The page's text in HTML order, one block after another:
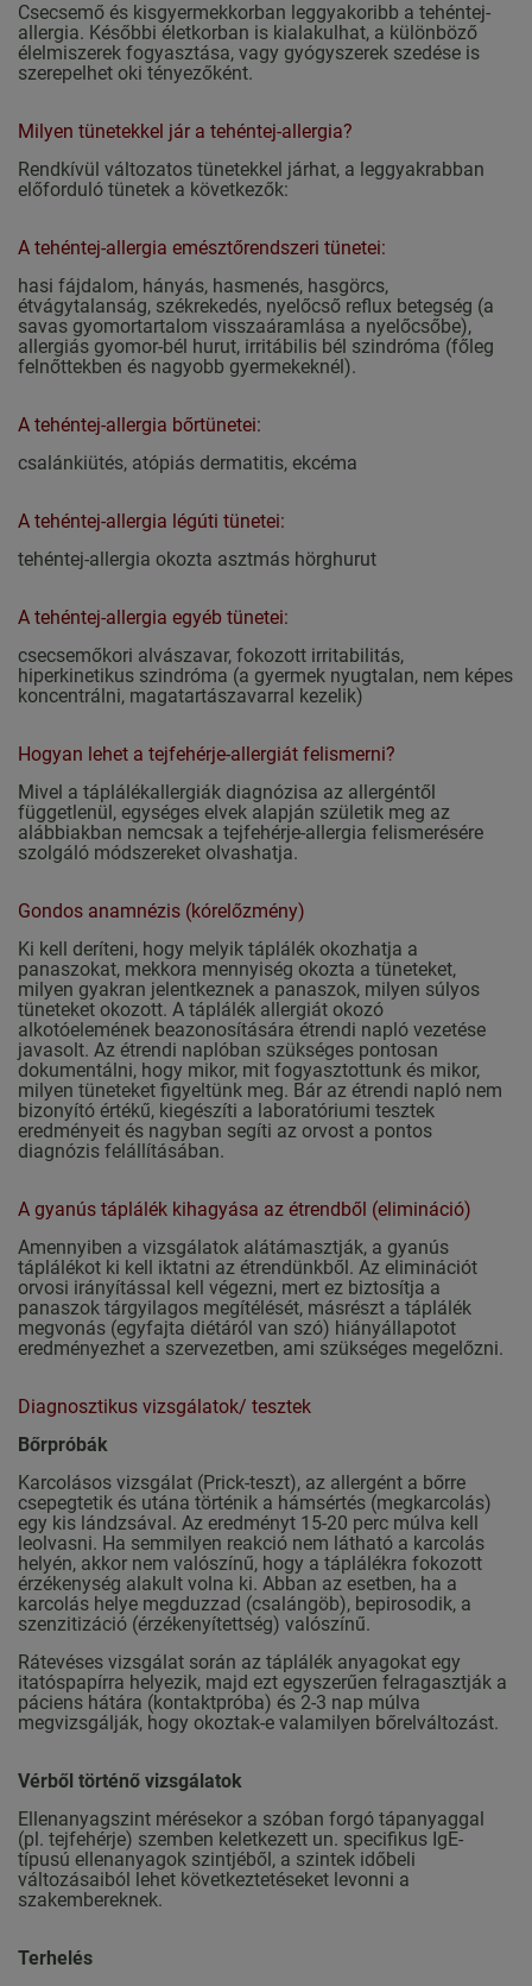
Csecsemő és kisgyermekkorban leggyakoribb a tehéntej-
allergia. Későbbi életkorban is kialakulhat, a különböző
élelmiszerek fogyasztása, vagy gyógyszerek szedése is
szerepelhet oki tényezőként.
Milyen tünetekkel jár a tehéntej-allergia?
Rendkívül változatos tünetekkel járhat, a leggyakrabban
előforduló tünetek a következők:
A tehéntej-allergia emésztőrendszeri tünetei:
hasi fájdalom, hányás, hasmenés, hasgörcs,
étvágytalanság, székrekedés, nyelőcső reflux betegség (a
savas gyomortartalom visszaáramlása a nyelőcsőbe),
allergiás gyomor-bél hurut, irritábilis bél szindróma (főleg
felnőttekben és nagyobb gyermekeknél).
A tehéntej-allergia bőrtünetei:
csalánkiütés, atópiás dermatitis, ekcéma
A tehéntej-allergia légúti tünetei:
tehéntej-allergia okozta asztmás hörghurut
A tehéntej-allergia egyéb tünetei:
csecsemőkori alvászavar, fokozott irritabilitás,
hiperkinetikus szindróma (a gyermek nyugtalan, nem képes
koncentrálni, magatartászavarral kezelik)
Hogyan lehet a tejfehérje-allergiát felismerni?
Mivel a táplálékallergiák diagnózisa az allergéntől
függetlenül, egységes elvek alapján születik meg az
alábbiakban nemcsak a tejfehérje-allergia felismerésére
szolgáló módszereket olvashatja.
Gondos anamnézis (kórelőzmény)
Ki kell deríteni, hogy melyik táplálék okozhatja a
panaszokat, mekkora mennyiség okozta a tüneteket,
milyen gyakran jelentkeznek a panaszok, milyen súlyos
tüneteket okozott. A táplálék allergiát okozó
alkotóelemének beazonosítására étrendi napló vezetése
javasolt. Az étrendi naplóban szükséges pontosan
dokumentálni, hogy mikor, mit fogyasztottunk és mikor,
milyen tüneteket figyeltünk meg. Bár az étrendi napló nem
bizonyító értékű, kiegészíti a laboratóriumi tesztek
eredményeit és nagyban segíti az orvost a pontos
diagnózis felállításában.
A gyanús táplálék kihagyása az étrendből (elimináció)
Amennyiben a vizsgálatok alátámasztják, a gyanús
táplálékot ki kell iktatni az étrendünkből. Az eliminációt
orvosi irányítással kell végezni, mert ez biztosítja a
panaszok tárgyilagos megítélését, másrészt a táplálék
megvonás (egyfajta diétáról van szó) hiányállapotot
eredményezhet a szervezetben, ami szükséges megelőzni.
Diagnosztikus vizsgálatok/ tesztek
Bőrpróbák
Karcolásos vizsgálat (Prick-teszt), az allergént a bőrre
csepegtetik és utána történik a hámsértés (megkarcolás)
egy kis lándzsával. Az eredményt 15-20 perc múlva kell
leolvasni. Ha semmilyen reakció nem látható a karcolás
helyén, akkor nem valószínű, hogy a táplálékra fokozott
érzékenység alakult volna ki. Abban az esetben, ha a
karcolás helye megduzzad (csalángöb), bepirosodik, a
szenzitizáció (érzékenyítettség) valószínű.
Rátevéses vizsgálat során az táplálék anyagokat egy
itatóspapírra helyezik, majd ezt egyszerűen felragasztják a
páciens hátára (kontaktpróba) és 2-3 nap múlva
megvizsgálják, hogy okoztak-e valamilyen bőrelváltozást.
Vérből történő vizsgálatok
Ellenanyagszint mérésekor a szóban forgó tápanyaggal
(pl. tejfehérje) szemben keletkezett un. specifikus IgE-
típusú ellenanyagok szintjéből, a szintek időbeli
változásaiból lehet következtetéseket levonni a
szakembereknek.
Terhelés